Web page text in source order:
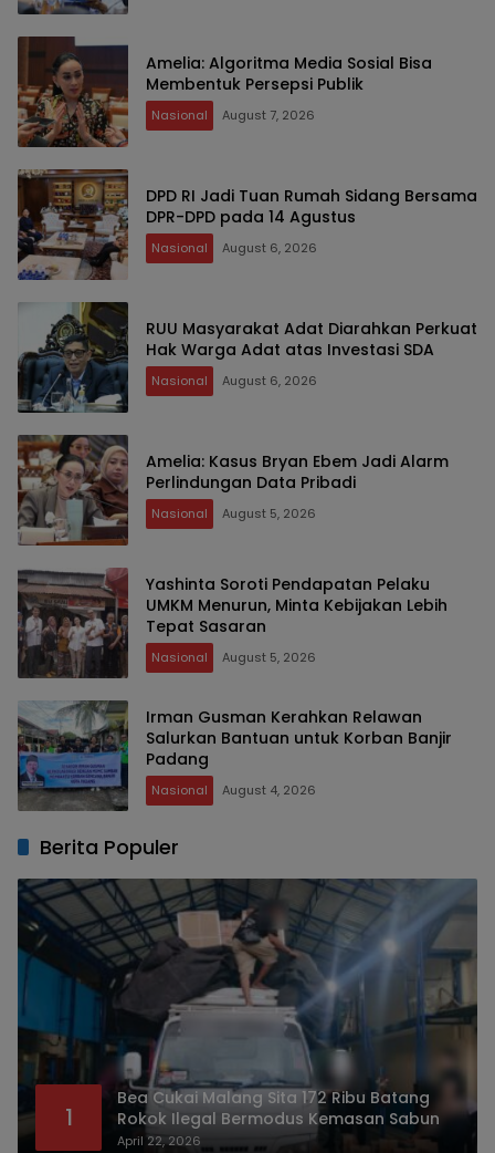
Amelia: Algoritma Media Sosial Bisa
Membentuk Persepsi Publik
Nasional August 7, 2026
DPD RI Jadi Tuan Rumah Sidang Bersama
DPR-DPD pada 14 Agustus
Nasional August 6, 2026
RUU Masyarakat Adat Diarahkan Perkuat
Hak Warga Adat atas Investasi SDA
Nasional August 6, 2026
Amelia: Kasus Bryan Ebem Jadi Alarm
Perlindungan Data Pribadi
Nasional August 5, 2026
Yashinta Soroti Pendapatan Pelaku
UMKM Menurun, Minta Kebijakan Lebih
Tepat Sasaran
Nasional August 5, 2026
Irman Gusman Kerahkan Relawan
Salurkan Bantuan untuk Korban Banjir
Padang
Nasional August 4, 2026
Berita Populer
1
Bea Cukai Malang Sita 172 Ribu Batang
Rokok Ilegal Bermodus Kemasan Sabun
April 22, 2026